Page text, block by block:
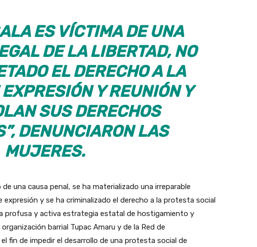
ES VÍCTIMA DE UNA
DE LA LIBERTAD, NO
EL DERECHO A LA
Y REUNIÓN Y
SUS DERECHOS
DENUNCIARON LAS
MUJERES.
una causa penal, se ha materializado una irreparable
y se ha criminalizado el derecho a la protesta social
profusa y activa estrategia estatal de hostigamiento y
barrial Tupac Amaru y de la Red de
fin de impedir el desarrollo de una protesta social de